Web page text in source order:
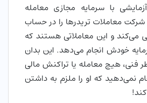
با سرمایه مجازی معامله
شرکت معاملات تریدرها را در حساب
می‌کند و این معاملاتی هستند که
خودش انجام می‌دهد. این بدان
فنی، هیچ معامله یا تراکنش مالی
نمی‌دهید که او را ملزم به داشتن